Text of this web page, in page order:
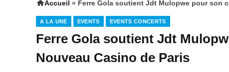
Accueil » Ferre Gola soutient Jdt Mulopwe pour son
A LA UNE EVENTS EVENTS CONCERTS
Ferre Gola soutient Jdt
Nouveau Casino de Paris